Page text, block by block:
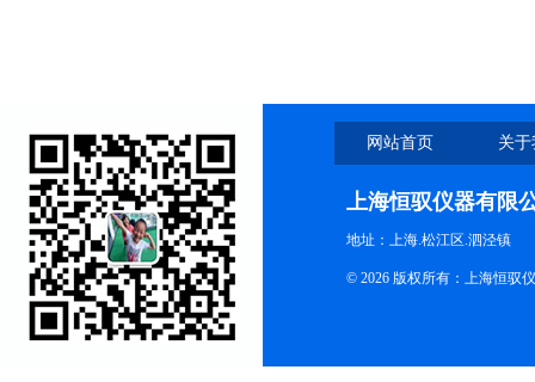
网站首页 关
上海恒驭仪器有限
地址：上海.松江区.泗泾镇
© 2026 版权所有：上海恒驭